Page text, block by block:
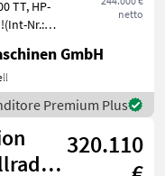
netto
HP-
Nr.:
GmbH
Premium Plus
320.110